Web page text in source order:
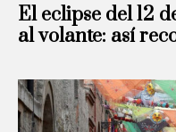
El eclipse del 12
al volante: así